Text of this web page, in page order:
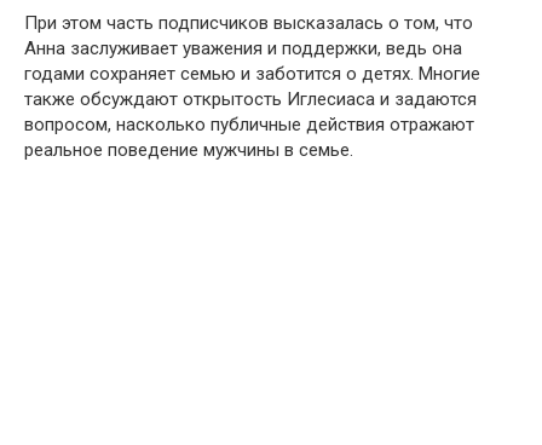
При этом часть подписчиков высказалась о том, что
Анна заслуживает уважения и поддержки, ведь она
годами сохраняет семью и заботится о детях. Многие
также обсуждают открытость Иглесиаса и задаются
вопросом, насколько публичные действия отражают
реальное поведение мужчины в семье.